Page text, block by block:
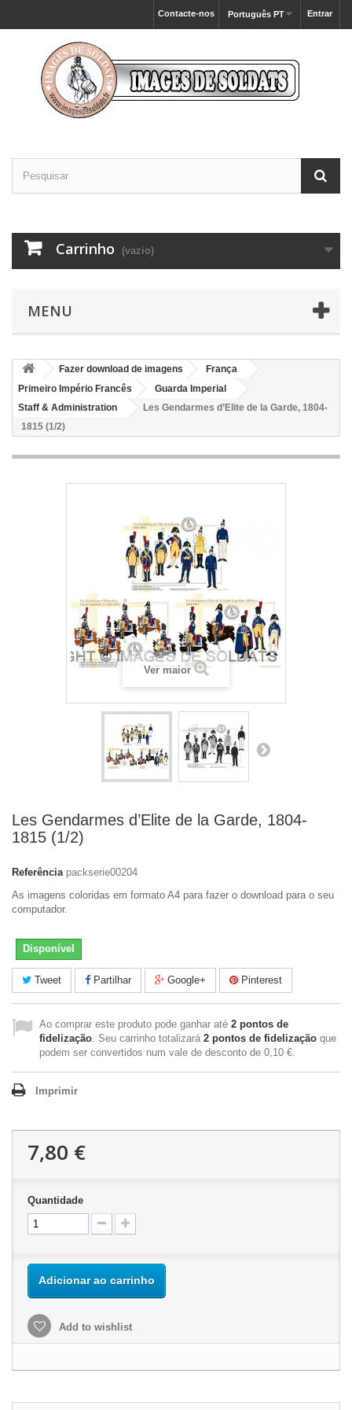
Entrar
Português PT
Contacte-nos
Carrinho (vazio)
MENU
Fazer download de imagens
França
Primeiro Império Francês
Guarda Imperial
Staff & Administration
Les Gendarmes d’Elite de la Garde, 1804-
1815 (1/2)
Ver maior
Les Gendarmes d’Elite de la Garde, 1804-
1815 (1/2)
Referência packserie00204
As imagens coloridas em formato A4 para fazer o download para o seu
computador.
Disponível
Tweet Partilhar Google+ Pinterest
Ao comprar este produto pode ganhar até 2 pontos de
fidelização. Seu carrinho totalizará 2 pontos de fidelização que
podem ser convertidos num vale de desconto de 0,10 €.
Imprimir
7,80 €
Quantidade
Adicionar ao carrinho
Add to wishlist